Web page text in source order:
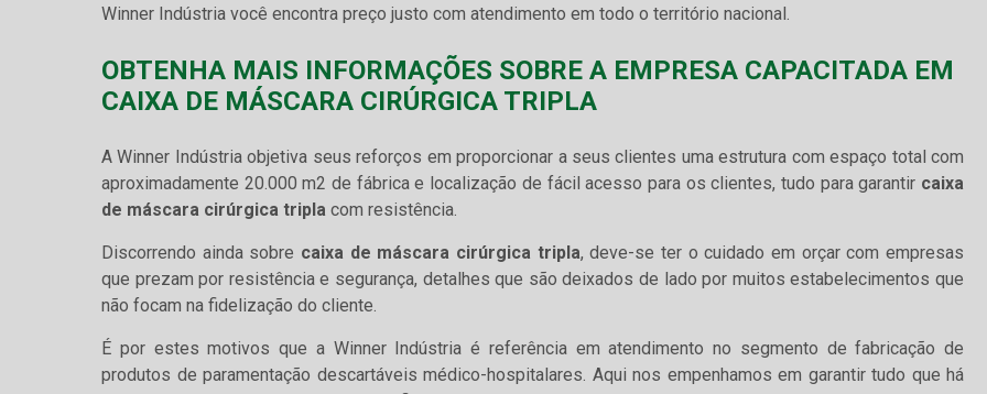
Winner Indústria você encontra preço justo com atendimento em todo o território nacional.
OBTENHA MAIS INFORMAÇÕES SOBRE A EMPRESA CAPACITADA EM
CAIXA DE MÁSCARA CIRÚRGICA TRIPLA
A Winner Indústria objetiva seus reforços em proporcionar a seus clientes uma estrutura com espaço total com
aproximadamente 20.000 m2 de fábrica e localização de fácil acesso para os clientes, tudo para garantir caixa
de máscara cirúrgica tripla com resistência.
Discorrendo ainda sobre caixa de máscara cirúrgica tripla, deve-se ter o cuidado em orçar com empresas
que prezam por resistência e segurança, detalhes que são deixados de lado por muitos estabelecimentos que
não focam na fidelização do cliente.
É por estes motivos que a Winner Indústria é referência em atendimento no segmento de fabricação de
produtos de paramentação descartáveis médico-hospitalares. Aqui nos empenhamos em garantir tudo que há